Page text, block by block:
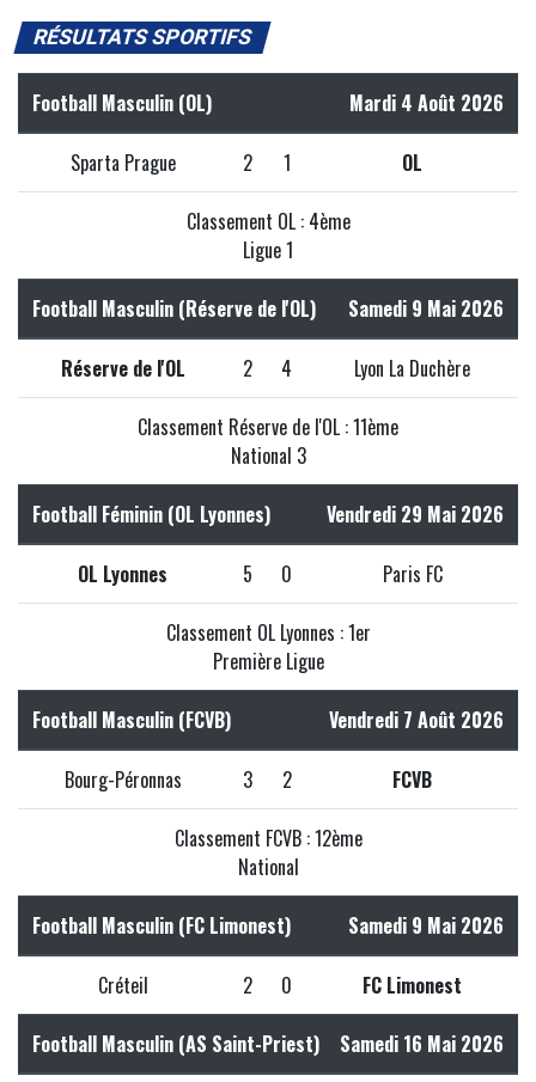
RÉSULTATS SPORTIFS
Football Masculin (OL) Mardi 4 Août 2026
Sparta Prague 2 1 OL
Classement OL : 4ème
Ligue 1
Football Masculin (Réserve de l'OL) Samedi 9 Mai 2026
Réserve de l'OL 2 4 Lyon La Duchère
Classement Réserve de l'OL : 11ème
National 3
Football Féminin (OL Lyonnes) Vendredi 29 Mai 2026
OL Lyonnes 5 0 Paris FC
Classement OL Lyonnes : 1er
Première Ligue
Football Masculin (FCVB) Vendredi 7 Août 2026
Bourg-Péronnas 3 2 FCVB
Classement FCVB : 12ème
National
Football Masculin (FC Limonest) Samedi 9 Mai 2026
Créteil 2 0 FC Limonest
Football Masculin (AS Saint-Priest) Samedi 16 Mai 2026